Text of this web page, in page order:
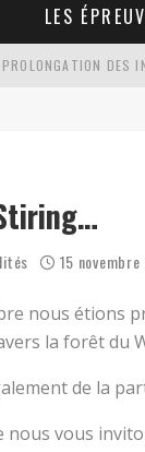
LES
PROLONGATION DES
15
nous étions
la forêt du
de la
nous vous